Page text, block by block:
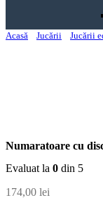
Acasă
Jucării Jucării
Numaratoare cu
Evaluat la 0 din 5
174,00 lei